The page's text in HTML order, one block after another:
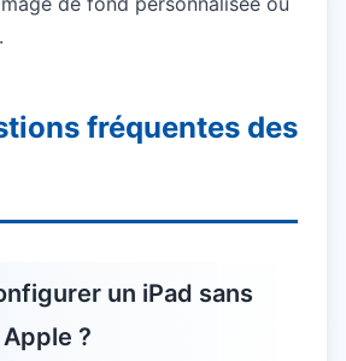
fréquentes des
un iPad sans
?